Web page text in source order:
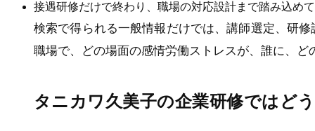
接遇研修だけで終わり、職場の対応設計まで踏み込め
検索で得られる一般情報だけでは、講師選定、研
職場で、どの場面の感情労働ストレスが、誰に、
タニカワ久美子の企業研修ではど